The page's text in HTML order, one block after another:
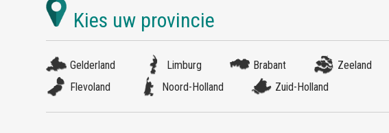
Gelderland Limburg Brabant Zeeland
Flevoland
Noord-Holland Zuid-Holland